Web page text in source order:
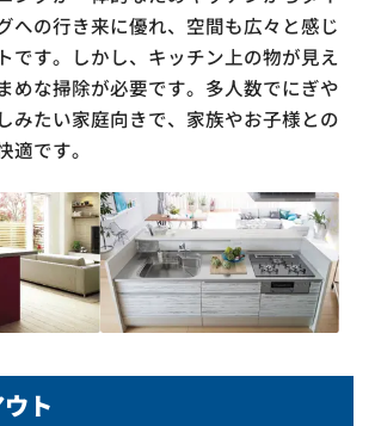
への行き来に優れ、空間も広々と感じ
です。しかし、キッチン上の物が見え
めな掃除が必要です。多人数でにぎや
みたい家庭向きで、家族やお子様との
適です。
ト